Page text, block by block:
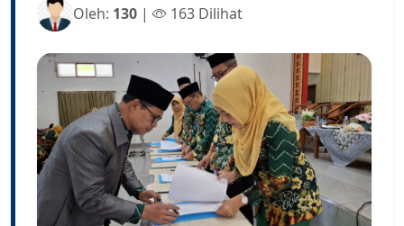
Oleh: 130 | 163 Dilihat